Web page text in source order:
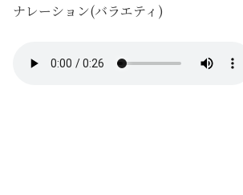
ナレーション(バラエティ)